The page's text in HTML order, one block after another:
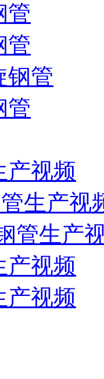
管
管
钢管
管
产视频
生产视
管生产
产视频
产视频